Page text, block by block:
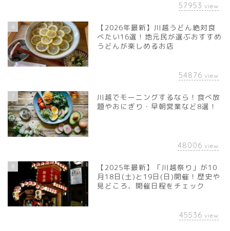
57953 view
6
【2026年最新】川越うどん絶対食
べたい16選！地元民が選ぶおすすめ
うどんが楽しめるお店
54876 view
7
川越でモーニングするなら！食べ放
題やおにぎり・早朝営業など8選！
48006 view
8
【2025年最新】「川越祭り」が10
月18日(土)と19日(日)開催！歴史や
見どころ、開催日程をチェック
45536 view